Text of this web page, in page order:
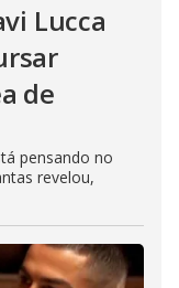
Lucca
de
pensando no
revelou,